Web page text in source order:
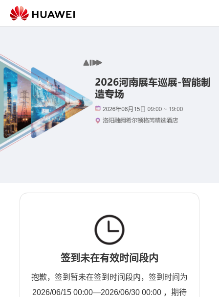
签到未在有效时间段内
抱歉，签到暂未在签到时间段内，签到时间为
2026/06/15 00:00—2026/06/30 00:00 ，期待